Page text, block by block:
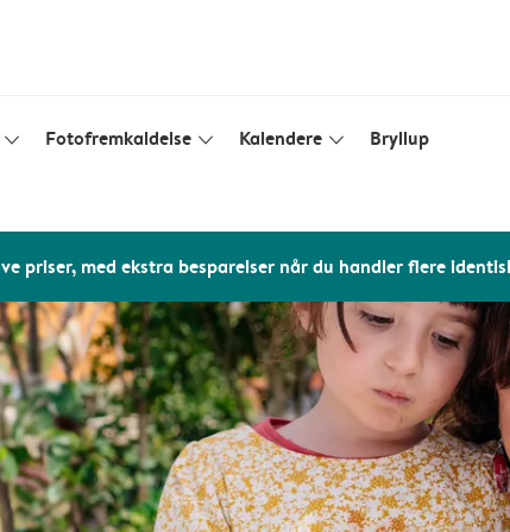
slim_arrow_down Fotofremkaldelse slim_arrow_down Kalendere slim_arrow_down Bryllup
priser, med ekstra besparelser når du handler flere